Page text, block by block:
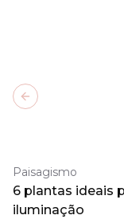
Paisagismo
6 plantas ideais
iluminação
Previous slide